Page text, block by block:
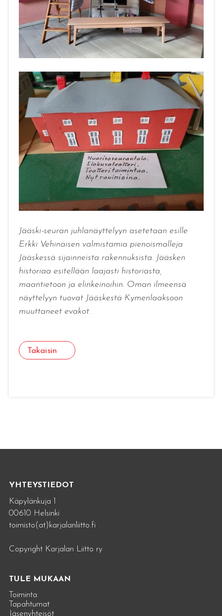
Jääski-seuran juhlanäyttelyyn asetetaan esille
Erkki Vehinäisen valmistamia pienoismalleja
Jääskessä sijainneista rakennuksista. Jääsken
historiaa esitellään laajasti historiasta,
maantietoon ja elinkeinoihin. Oman ilmeensä
näyttelyyn tuovat Jääskestä Kymenlaaksoon
muuttaneet evakot.
Takaisin
YHTEYSTIEDOT
Käpylänkuja 1
00610 Helsinki
toimisto(at)karjalanliitto.fi
Copyright Karjalan Liitto ry
TULE MUKAAN
Toiminta
Tapahtumat
Jäsenyhteisöt